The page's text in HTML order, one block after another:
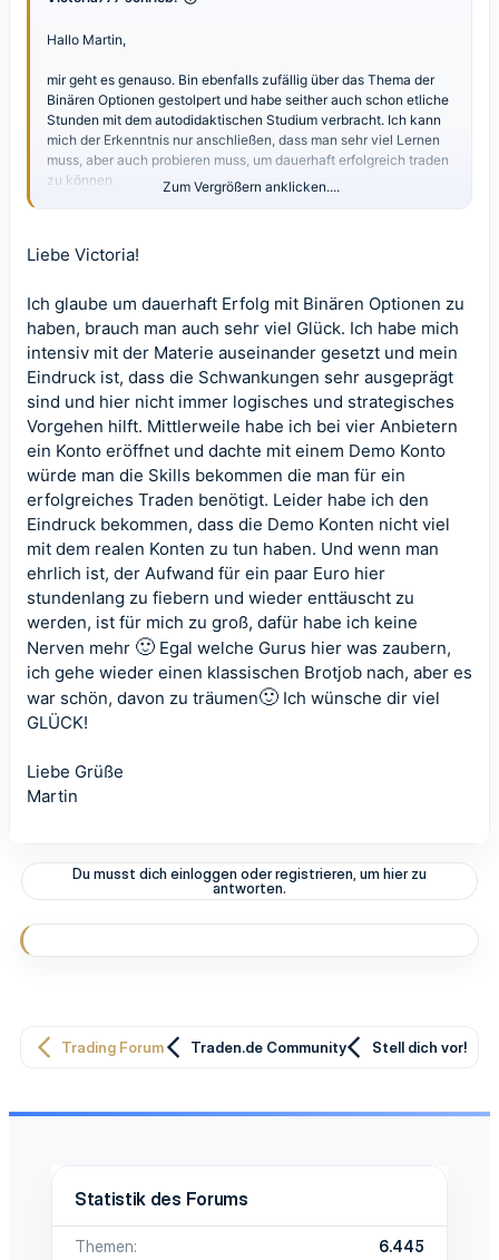
Hallo Martin,
mir geht es genauso. Bin ebenfalls zufällig über das Thema der
Binären Optionen gestolpert und habe seither auch schon etliche
Stunden mit dem autodidaktischen Studium verbracht. Ich kann
mich der Erkenntnis nur anschließen, dass man sehr viel Lernen
muss, aber auch probieren muss, um dauerhaft erfolgreich traden
zu können.
vielleicht habe ich noch nicht die richtigen Quellen gefunden.
LG
Victoria
Zum Vergrößern anklicken....
Liebe Victoria!
Ich glaube um dauerhaft Erfolg mit Binären Optionen zu
haben, brauch man auch sehr viel Glück. Ich habe mich
intensiv mit der Materie auseinander gesetzt und mein
Eindruck ist, dass die Schwankungen sehr ausgeprägt
sind und hier nicht immer logisches und strategisches
Vorgehen hilft. Mittlerweile habe ich bei vier Anbietern
ein Konto eröffnet und dachte mit einem Demo Konto
würde man die Skills bekommen die man für ein
erfolgreiches Traden benötigt. Leider habe ich den
Eindruck bekommen, dass die Demo Konten nicht viel
mit dem realen Konten zu tun haben. Und wenn man
ehrlich ist, der Aufwand für ein paar Euro hier
stundenlang zu fiebern und wieder enttäuscht zu
werden, ist für mich zu groß, dafür habe ich keine
Nerven mehr 🙂 Egal welche Gurus hier was zaubern,
ich gehe wieder einen klassischen Brotjob nach, aber es
war schön, davon zu träumen🙂 Ich wünsche dir viel
GLÜCK!
Liebe Grüße
Martin
Du musst dich einloggen oder registrieren, um hier zu
antworten.
Trading Forum Traden.de Community Stell dich vor!
Statistik des Forums
Themen
6.445